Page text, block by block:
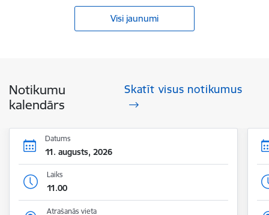
Visi jaunumi
Notikumu
kalendārs
Skatīt visus notikumus
Datums
11. augusts, 2026
Laiks
11.00
Atrašanās vieta